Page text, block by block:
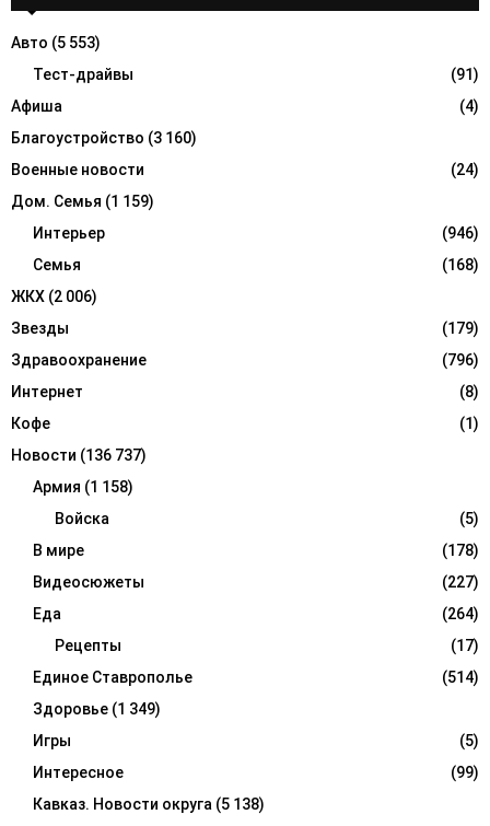
o
R
C
H
Авто (5 553)
Тест-драйвы
(91)
Афиша
(4)
Благоустройство (3 160)
Военные новости
(24)
Дом. Семья (1 159)
Интерьер
(946)
Семья
(168)
ЖКХ (2 006)
Звезды
(179)
Здравоохранение
(796)
Интернет
(8)
Кофе
(1)
Новости (136 737)
Армия (1 158)
Войска
(5)
В мире
(178)
Видеосюжеты
(227)
Еда
(264)
Рецепты
(17)
Единое Ставрополье
(514)
Здоровье (1 349)
Игры
(5)
Интересное
(99)
Кавказ. Новости округа (5 138)